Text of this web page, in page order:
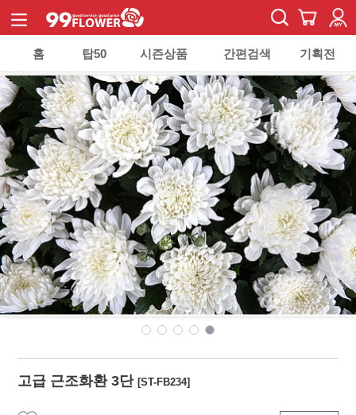
홈 탑50 시즌상품 간편검색 기획전
고급 근조화환 3단[ST-FB234]